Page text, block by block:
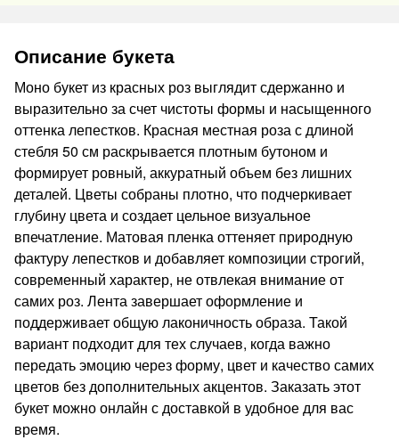
Описание букета
Моно букет из красных роз выглядит сдержанно и
выразительно за счет чистоты формы и насыщенного
оттенка лепестков. Красная местная роза с длиной
стебля 50 см раскрывается плотным бутоном и
формирует ровный, аккуратный объем без лишних
деталей. Цветы собраны плотно, что подчеркивает
глубину цвета и создает цельное визуальное
впечатление. Матовая пленка оттеняет природную
фактуру лепестков и добавляет композиции строгий,
современный характер, не отвлекая внимание от
самих роз. Лента завершает оформление и
поддерживает общую лаконичность образа. Такой
вариант подходит для тех случаев, когда важно
передать эмоцию через форму, цвет и качество самих
цветов без дополнительных акцентов. Заказать этот
букет можно онлайн с доставкой в удобное для вас
время.